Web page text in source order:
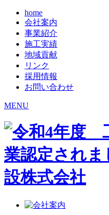
home
会社案内
事業紹介
施工実績
地域貢献
リンク
採用情報
お問い合わせ
MENU